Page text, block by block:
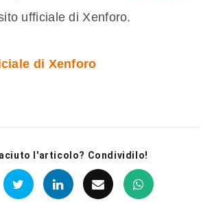
ufficiale di Xenforo.
di Xenforo
l'articolo? Condividilo!